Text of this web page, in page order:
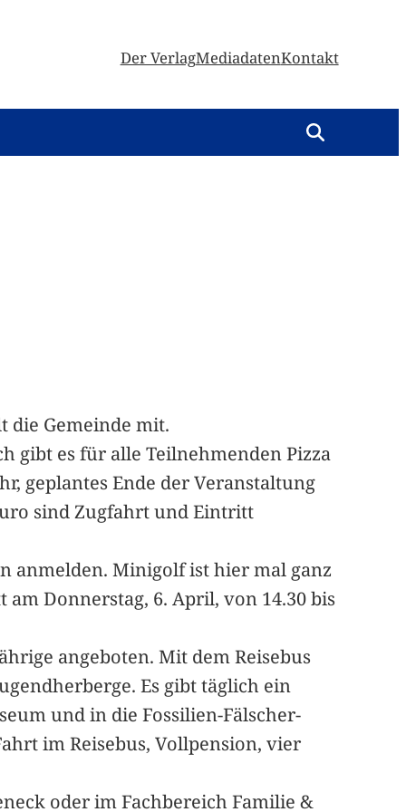
Der VerlagMediadatenKontakt
die Gemeinde mit.
gibt es für alle Teilnehmenden Pizza
geplantes Ende der Veranstaltung
sind Zugfahrt und Eintritt
anmelden. Minigolf ist hier mal ganz
Donnerstag, 6. April, von 14.30 bis
angeboten. Mit dem Reisebus
Es gibt täglich ein
und in die Fossilien-Fälscher-
im Reisebus, Vollpension, vier
oder im Fachbereich Familie &